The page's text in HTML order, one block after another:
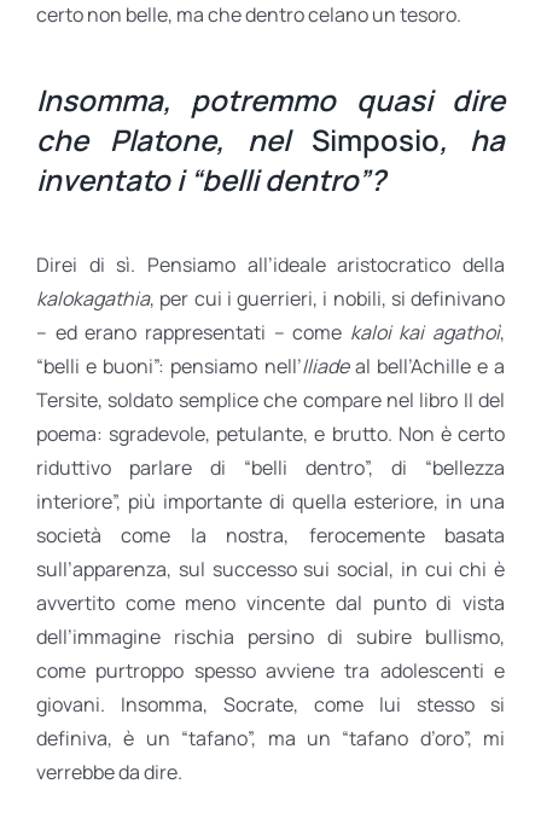
certo non belle, ma che dentro celano un tesoro.
Insomma, potremmo quasi dire
che Platone, nel Simposio, ha
inventato i “belli dentro”?
Direi di sì. Pensiamo all’ideale aristocratico della
kalokagathia, per cui i guerrieri, i nobili, si definivano
– ed erano rappresentati – come kaloi kai agathoì,
“belli e buoni”: pensiamo nell’Iliadeal bell’Achille e a
Tersite, soldato semplice che compare nel libro II del
poema: sgradevole, petulante, e brutto. Non è certo
riduttivo parlare di “belli dentro”, di “bellezza
interiore”, più importante di quella esteriore, in una
società come la nostra, ferocemente basata
sull’apparenza, sul successo sui social, in cui chi è
avvertito come meno vincente dal punto di vista
dell’immagine rischia persino di subire bullismo,
come purtroppo spesso avviene tra adolescenti e
giovani. Insomma, Socrate, come lui stesso si
definiva, è un “tafano”, ma un “tafano d’oro”, mi
verrebbe da dire.